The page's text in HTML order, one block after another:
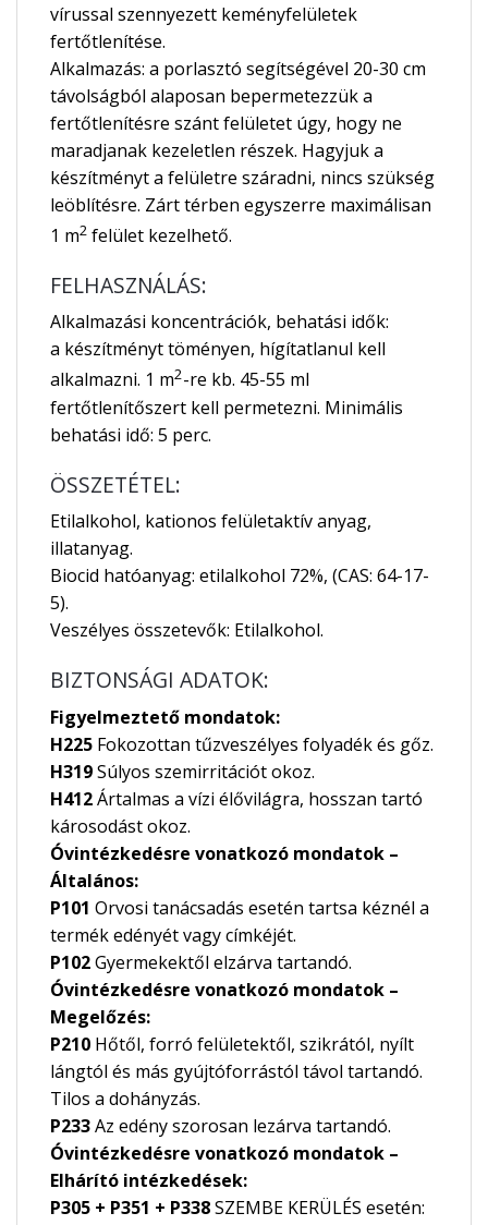
vírussal szennyezett keményfelületek
fertőtlenítése.
Alkalmazás: a porlasztó segítségével 20-30 cm
távolságból alaposan bepermetezzük a
fertőtlenítésre szánt felületet úgy, hogy ne
maradjanak kezeletlen részek. Hagyjuk a
készítményt a felületre száradni, nincs szükség
leöblítésre. Zárt térben egyszerre maximálisan
1 m2 felület kezelhető.
FELHASZNÁLÁS:
Alkalmazási koncentrációk, behatási idők:
a készítményt töményen, hígítatlanul kell
alkalmazni. 1 m2-re kb. 45-55 ml
fertőtlenítőszert kell permetezni. Minimális
behatási idő: 5 perc.
ÖSSZETÉTEL:
Etilalkohol, kationos felületaktív anyag,
illatanyag.
Biocid hatóanyag: etilalkohol 72%, (CAS: 64-17-
5).
Veszélyes összetevők: Etilalkohol.
BIZTONSÁGI ADATOK:
Figyelmeztető mondatok:
H225 Fokozottan tűzveszélyes folyadék és gőz.
H319Súlyos szemirritációt okoz.
H412Ártalmas a vízi élővilágra, hosszan tartó
károsodást okoz.
Óvintézkedésre vonatkozó mondatok –
Általános:
P101 Orvosi tanácsadás esetén tartsa kéznél a
termék edényét vagy címkéjét.
P102Gyermekektől elzárva tartandó.
Óvintézkedésre vonatkozó mondatok –
Megelőzés:
P210 Hőtől, forró felületektől, szikrától, nyílt
lángtól és más gyújtóforrástól távol tartandó.
Tilos a dohányzás.
P233Az edény szorosan lezárva tartandó.
Óvintézkedésre vonatkozó mondatok –
Elhárító intézkedések:
P305 + P351 + P338SZEMBE KERÜLÉS esetén: